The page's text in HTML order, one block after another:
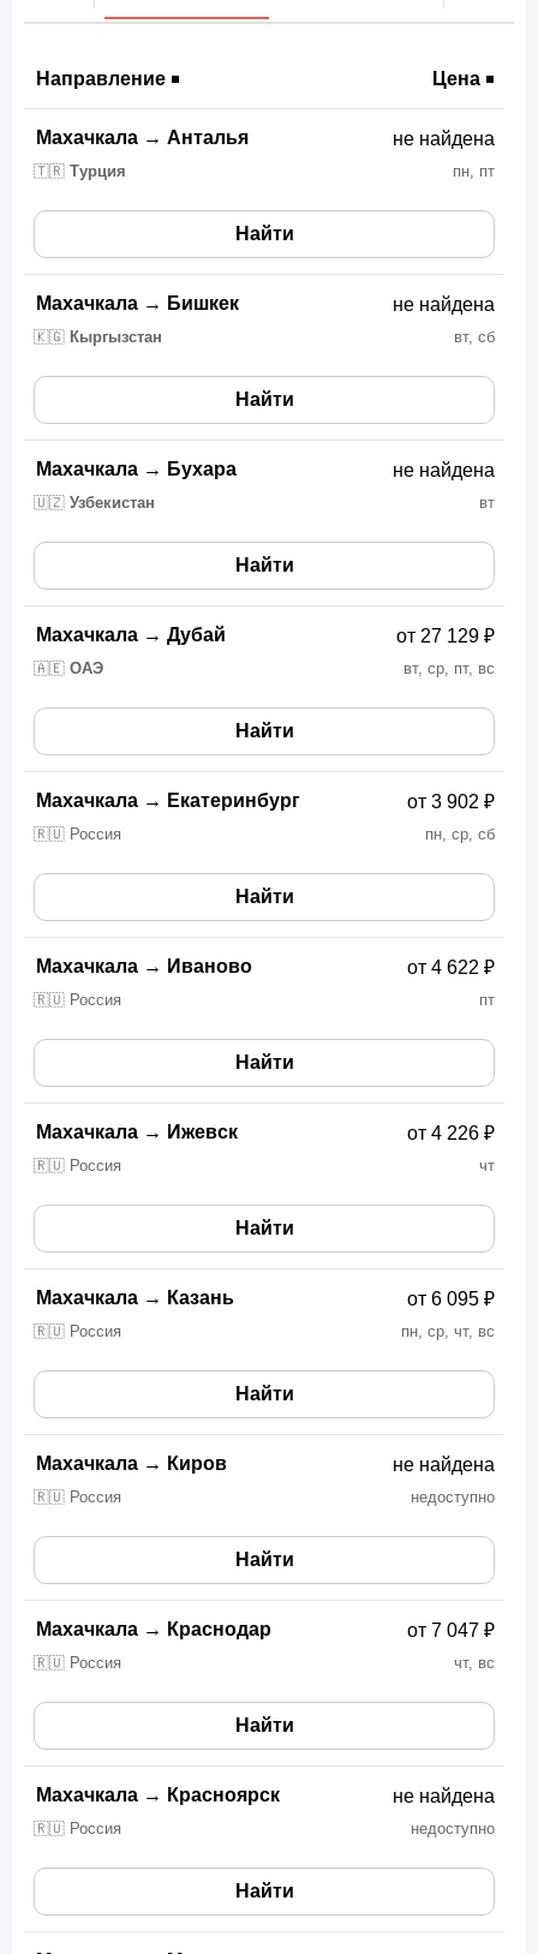
Направление Цена
Махачкала → Анталья
🇹🇷 Турция пн, пт
не найдена
Найти
Махачкала → Бишкек
🇰🇬 Кыргызстан вт, сб
не найдена
Найти
Махачкала → Бухара
🇺🇿 Узбекистан вт
не найдена
Найти
Махачкала → Дубай
🇦🇪 ОАЭ вт, ср, пт, вс
от 27 129 ₽
Найти
Махачкала → Екатеринбург
🇷🇺 Россия пн, ср, сб
от 3 902 ₽
Найти
Махачкала → Иваново
🇷🇺 Россия пт
от 4 622 ₽
Найти
Махачкала → Ижевск
🇷🇺 Россия чт
от 4 226 ₽
Найти
Махачкала → Казань
🇷🇺 Россия пн, ср, чт, вс
от 6 095 ₽
Найти
Махачкала → Киров
🇷🇺 Россия недоступно
не найдена
Найти
Махачкала → Краснодар
🇷🇺 Россия чт, вс
от 7 047 ₽
Найти
Махачкала → Красноярск
🇷🇺 Россия недоступно
не найдена
Найти